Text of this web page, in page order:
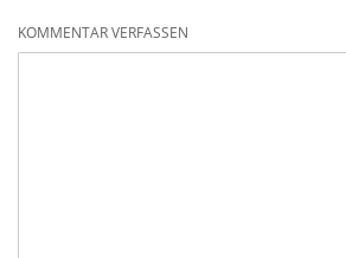
KOMMENTAR VERFASSEN